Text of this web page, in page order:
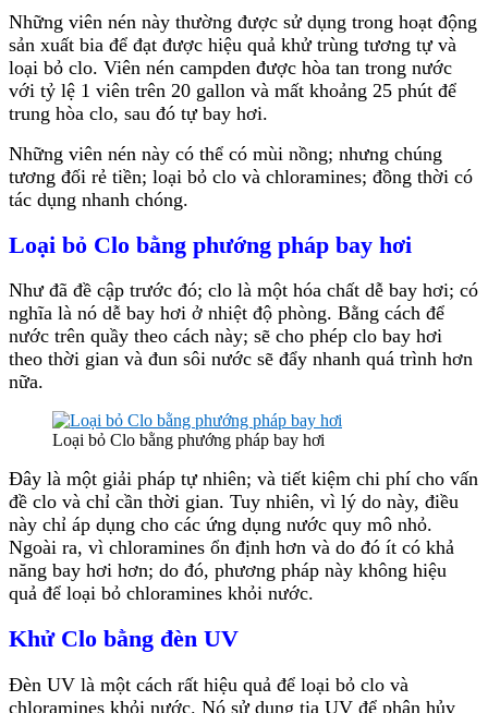
Những viên nén này thường được sử dụng trong hoạt động
sản xuất bia để đạt được hiệu quả khử trùng tương tự và
loại bỏ clo. Viên nén campden được hòa tan trong nước
với tỷ lệ 1 viên trên 20 gallon và mất khoảng 25 phút để
trung hòa clo, sau đó tự bay hơi.
Những viên nén này có thể có mùi nồng; nhưng chúng
tương đối rẻ tiền; loại bỏ clo và chloramines; đồng thời có
tác dụng nhanh chóng.
Loại bỏ Clo bằng phướng pháp bay hơi
Như đã đề cập trước đó; clo là một hóa chất dễ bay hơi; có
nghĩa là nó dễ bay hơi ở nhiệt độ phòng. Bằng cách để
nước trên quầy theo cách này; sẽ cho phép clo bay hơi
theo thời gian và đun sôi nước sẽ đẩy nhanh quá trình hơn
nữa.
Loại bỏ Clo bằng phướng pháp bay hơi
Đây là một giải pháp tự nhiên; và tiết kiệm chi phí cho vấn
đề clo và chỉ cần thời gian. Tuy nhiên, vì lý do này, điều
này chỉ áp dụng cho các ứng dụng nước quy mô nhỏ.
Ngoài ra, vì chloramines ổn định hơn và do đó ít có khả
năng bay hơi hơn; do đó, phương pháp này không hiệu
quả để loại bỏ chloramines khỏi nước.
Khử Clo bằng đèn UV
Đèn UV là một cách rất hiệu quả để loại bỏ clo và
chloramines khỏi nước. Nó sử dụng tia UV để phân hủy